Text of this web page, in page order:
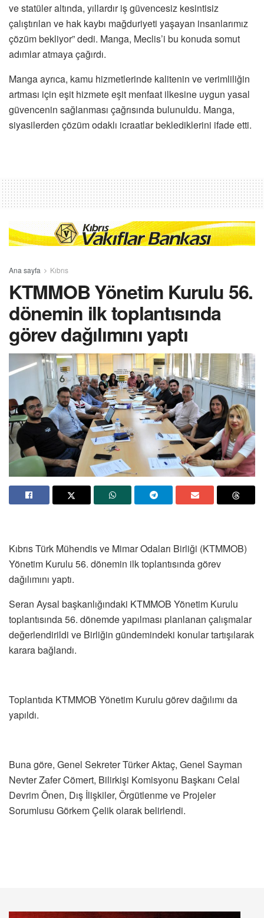
ve statüler altında, yıllardır iş güvencesiz kesintisiz
çalıştırılan ve hak kaybı mağduriyeti yaşayan insanlarımız
çözüm bekliyor” dedi. Manga, Meclis’i bu konuda somut
adımlar atmaya çağırdı.
Manga ayrıca, kamu hizmetlerinde kalitenin ve verimliliğin
artması için eşit hizmete eşit menfaat ilkesine uygun yasal
güvencenin sağlanması çağrısında bulunuldu. Manga,
siyasilerden çözüm odaklı icraatlar beklediklerini ifade etti.
Ana sayfa Kıbrıs
KTMMOB Yönetim Kurulu 56.
dönemin ilk toplantısında
görev dağılımını yaptı
Kıbrıs Türk Mühendis ve Mimar Odaları Birliği (KTMMOB)
Yönetim Kurulu 56. dönemin ilk toplantısında görev
dağılımını yaptı.
Seran Aysal başkanlığındaki KTMMOB Yönetim Kurulu
toplantısında 56. dönemde yapılması planlanan çalışmalar
değerlendirildi ve Birliğin gündemindeki konular tartışılarak
karara bağlandı.
Toplantıda KTMMOB Yönetim Kurulu görev dağılımı da
yapıldı.
Buna göre, Genel Sekreter Türker Aktaç, Genel Sayman
Nevter Zafer Cömert, Bilirkişi Komisyonu Başkanı Celal
Devrim Önen, Dış İlişkiler, Örgütlenme ve Projeler
Sorumlusu Görkem Çelik olarak belirlendi.